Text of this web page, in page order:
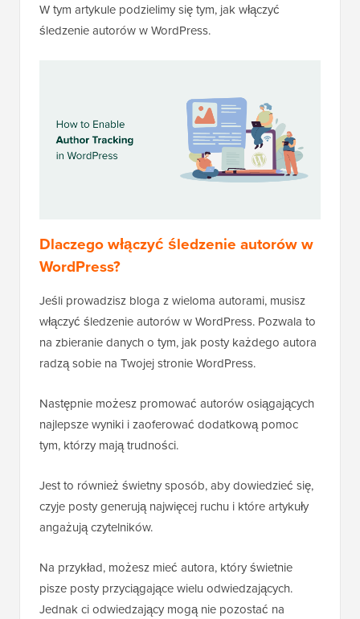
W tym artykule podzielimy się tym, jak włączyć
śledzenie autorów w WordPress.
Dlaczego włączyć śledzenie autorów w
WordPress?
Jeśli prowadzisz bloga z wieloma autorami, musisz
włączyć śledzenie autorów w WordPress. Pozwala to
na zbieranie danych o tym, jak posty każdego autora
radzą sobie na Twojej stronie WordPress.
Następnie możesz promować autorów osiągających
najlepsze wyniki i zaoferować dodatkową pomoc
tym, którzy mają trudności.
Jest to również świetny sposób, aby dowiedzieć się,
czyje posty generują najwięcej ruchu i które artykuły
angażują czytelników.
Na przykład, możesz mieć autora, który świetnie
pisze posty przyciągające wielu odwiedzających.
Jednak ci odwiedzający mogą nie pozostać na